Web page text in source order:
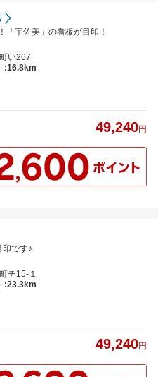
「宇佐美」の看板が目印！
い267
:16.8km
49,240円
です♪
チ15-１
:23.3km
49,240円